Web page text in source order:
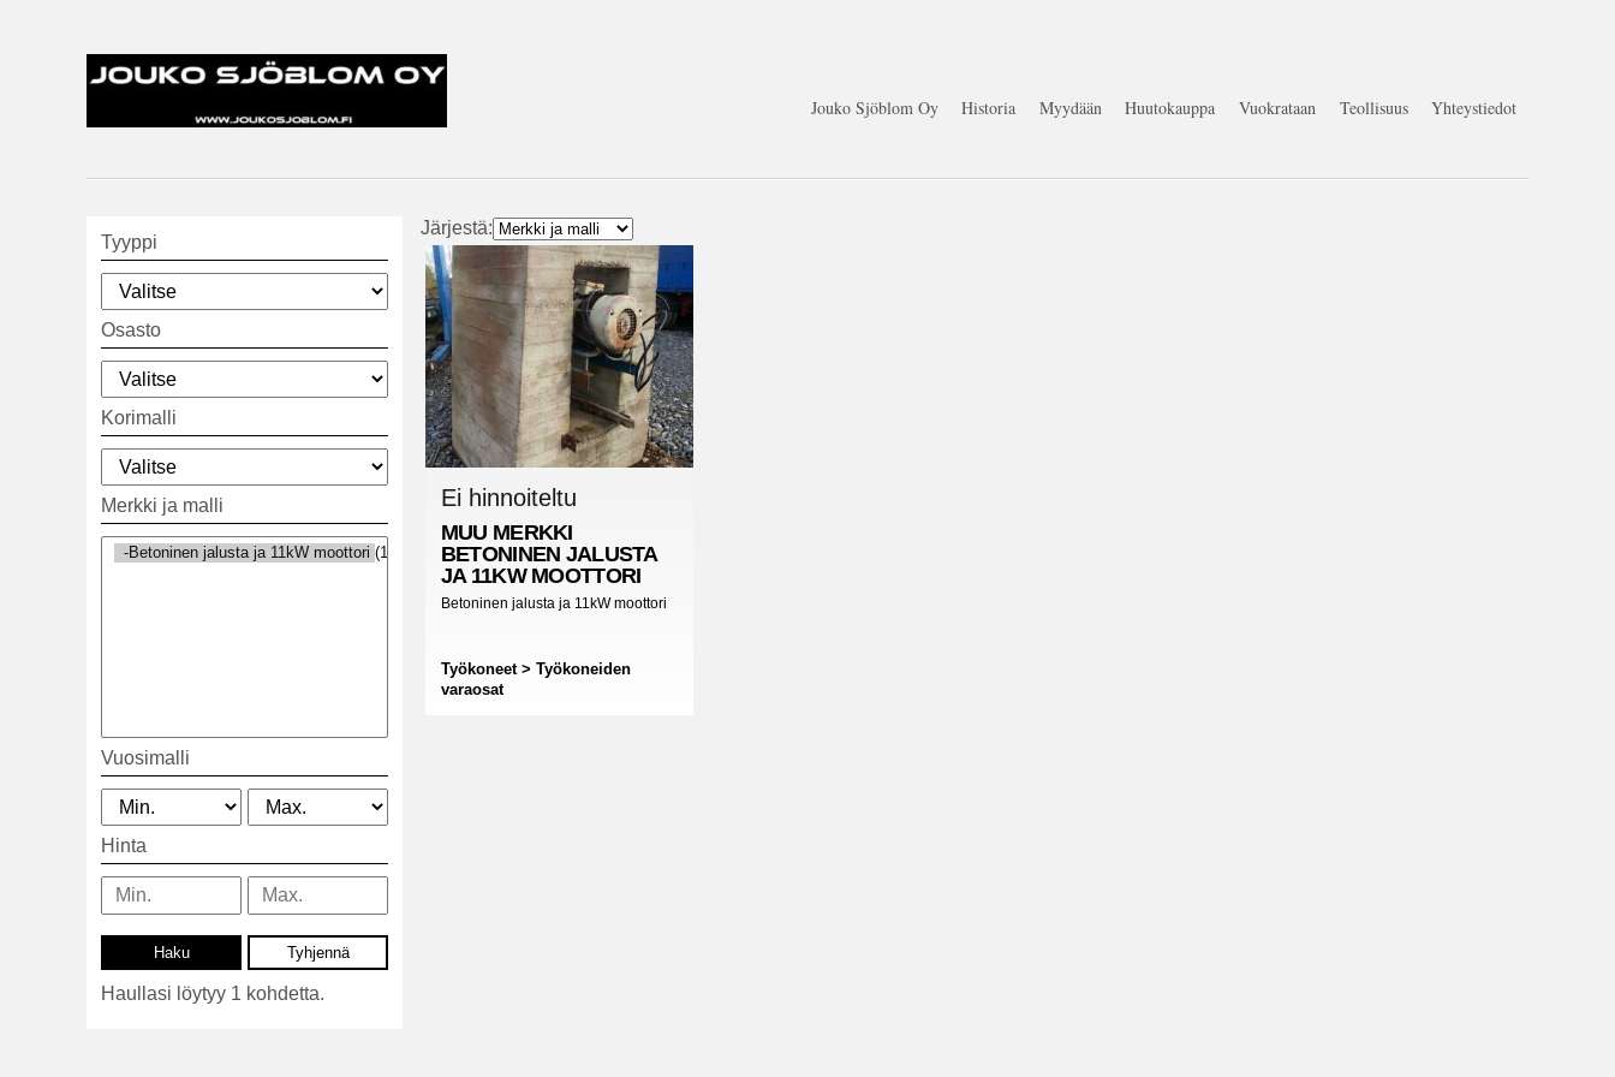
Jouko Sjöblom Oy Historia Myydään Huutokauppa Vuokrataan Teollisuus Yhteystiedot
Tyyppi
Osasto
Korimalli
Merkki ja malli
Vuosimalli
Hinta
Haullasi löytyy 1 kohdetta.
Järjestä:
Ei hinnoiteltu
MUU MERKKI
BETONINEN JALUSTA
JA 11KW MOOTTORI
Betoninen jalusta ja 11kW moottori
Työkoneet > Työkoneiden
varaosat